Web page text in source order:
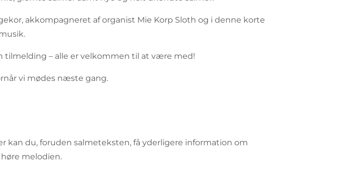
akkompagneret af organist Mie Korp Sloth og i denne korte
tilmelding – alle er velkommen til at være med!
vi mødes næste gang.
kan du, foruden salmeteksten, få yderligere information om
melodien.